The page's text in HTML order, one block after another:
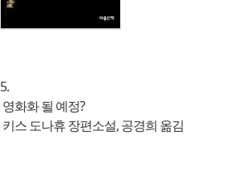
5.
영화화 될 예정?
키스 도나휴 장편소설, 공경희 옮김